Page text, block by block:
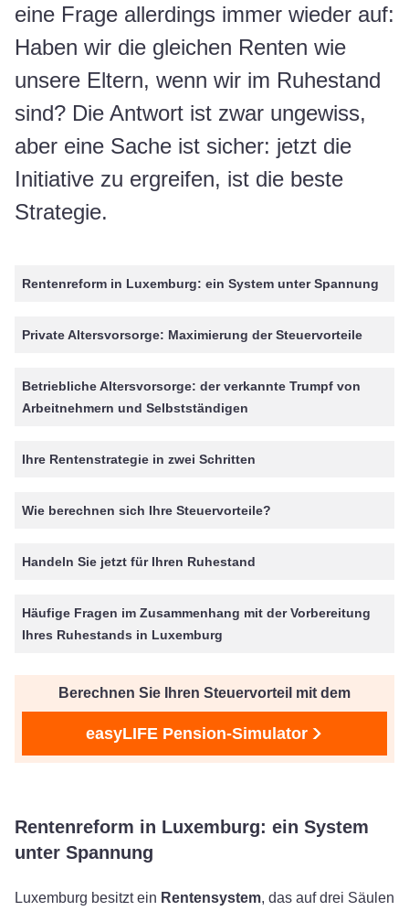
eine Frage allerdings immer wieder auf:
Haben wir die gleichen Renten wie
unsere Eltern, wenn wir im Ruhestand
sind? Die Antwort ist zwar ungewiss,
aber eine Sache ist sicher: jetzt die
Initiative zu ergreifen, ist die beste
Strategie.
Rentenreform in Luxemburg: ein System unter Spannung
Private Altersvorsorge: Maximierung der Steuervorteile
Betriebliche Altersvorsorge: der verkannte Trumpf von
Arbeitnehmern und Selbstständigen
Ihre Rentenstrategie in zwei Schritten
Wie berechnen sich Ihre Steuervorteile?
Handeln Sie jetzt für Ihren Ruhestand
Häufige Fragen im Zusammenhang mit der Vorbereitung
Ihres Ruhestands in Luxemburg
Berechnen Sie Ihren Steuervorteil mit dem
easyLIFE Pension-Simulator
Rentenreform in Luxemburg: ein System
unter Spannung
Luxemburg besitzt ein Rentensystem, das auf drei Säulen